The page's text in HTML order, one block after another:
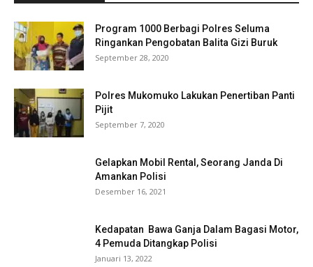
Program 1000 Berbagi Polres Seluma
Ringankan Pengobatan Balita Gizi Buruk
September 28, 2020
Polres Mukomuko Lakukan Penertiban Panti
Pijit
September 7, 2020
Gelapkan Mobil Rental, Seorang Janda Di
Amankan Polisi
Desember 16, 2021
Kedapatan Bawa Ganja Dalam Bagasi Motor,
4 Pemuda Ditangkap Polisi
Januari 13, 2022